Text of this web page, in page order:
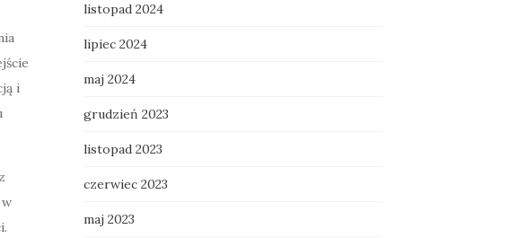
i
listopad 2024
lipiec 2024
maj 2024
grudzień 2023
listopad 2023
czerwiec 2023
maj 2023